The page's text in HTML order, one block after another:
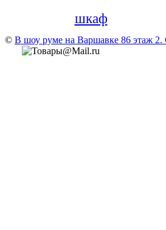
шкаф
© В шоу руме на Варшавке 86 этаж 2.